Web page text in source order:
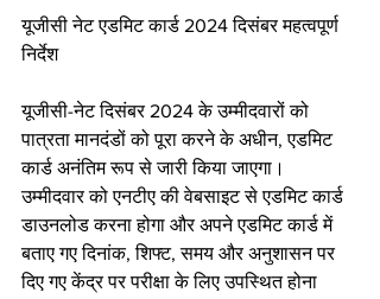
यूजीसी नेट एडमिट कार्ड 2024 दिसंबर महत्वपूर्ण
निर्देश
यूजीसी-नेट दिसंबर 2024 के उम्मीदवारों को
पात्रता मानदंडों को पूरा करने के अधीन, एडमिट
कार्ड अनंतिम रूप से जारी किया जाएगा।
उम्मीदवार को एनटीए की वेबसाइट से एडमिट कार्ड
डाउनलोड करना होगा और अपने एडमिट कार्ड में
बताए गए दिनांक, शिफ्ट, समय और अनुशासन पर
दिए गए केंद्र पर परीक्षा के लिए उपस्थित होना